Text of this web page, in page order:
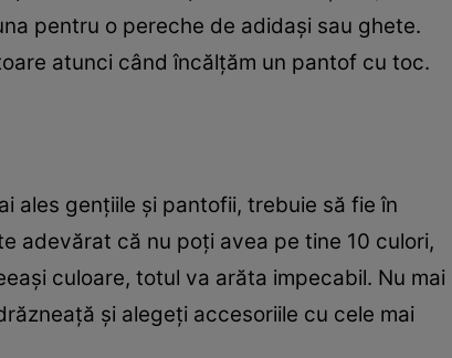
pentru o pereche de adidași sau ghete.
atunci când încălțăm un pantof cu toc.
ales gențiile și pantofii, trebuie să fie în
adevărat că nu poți avea pe tine 10 culori,
culoare, totul va arăta impecabil. Nu mai
și alegeți accesoriile cu cele mai